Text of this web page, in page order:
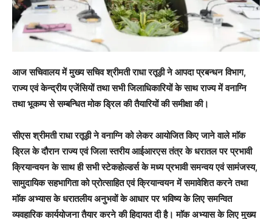
आज सचिवालय में मुख्य सचिव श्रीमती राधा रतूड़ी ने आपदा प्रबन्धन विभाग,
राज्य एवं केन्द्रीय एजेंसियों तथा सभी जिलाधिकारियों के साथ राज्य में वनाग्नि
तथा भूकम्प से सम्बन्धित मोक ड्रिल की तैयारियों की समीक्षा की।
सीएस श्रीमती राधा रतूड़ी ने वनाग्नि को लेकर आयोजित किए जाने वाले माॅक
ड्रिल के दौरान राज्य एवं जिला स्तरीय आईआरएस तंत्र के धरातल पर प्रभावी
क्रियान्वयन के साथ ही सभी स्टेकहोल्डर्स के मध्य प्रभावी समन्वय एवं सामंजस्य,
सामुदायिक सहभागिता को प्रोत्साहित एवं क्रियान्वयन में समावेशित करने तथा
माॅक अभ्यास के धरातलीय अनुभवों के आधार पर भविष्य के लिए समन्वित
व्यवहारिक कार्ययोजना तैयार करने की हिदायत दी है। माॅक अभ्यास के लिए मुख्य